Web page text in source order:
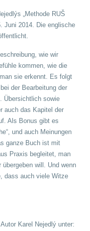
„Methode RUŠ
Juni 2014. Die englische
wie wir
kommen, wie die
sie erkennt. Es folgt
der Bearbeitung der
Übersichtlich sowie
auch das Kapitel der
Als Bonus gibt es
und auch Meinungen
ganze Buch ist mit
Praxis begleitet, man
will. Und wenn
dass auch viele Witze
Karel Nejedlý unter: